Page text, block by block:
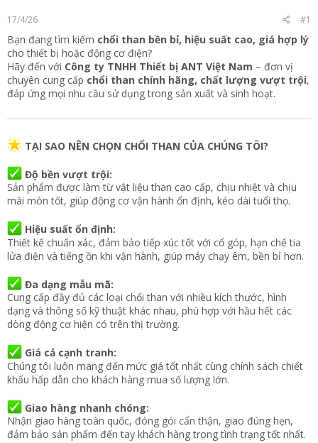
r
17/4/26 #1
Bạn đang tìm kiếm chổi than bền bỉ, hiệu suất cao, giá hợp lý
cho thiết bị hoặc động cơ điện?
Hãy đến với Công ty TNHH Thiết bị ANT Việt Nam – đơn vị
chuyên cung cấp chổi than chính hãng, chất lượng vượt trội,
đáp ứng mọi nhu cầu sử dụng trong sản xuất và sinh hoạt.
TẠI SAO NÊN CHỌN CHỔI THAN CỦA CHÚNG TÔI?
Độ bền vượt trội:
Sản phẩm được làm từ vật liệu than cao cấp, chịu nhiệt và chịu
mài mòn tốt, giúp động cơ vận hành ổn định, kéo dài tuổi thọ.
Hiệu suất ổn định:
Thiết kế chuẩn xác, đảm bảo tiếp xúc tốt với cổ góp, hạn chế tia
lửa điện và tiếng ồn khi vận hành, giúp máy chạy êm, bền bỉ hơn.
Đa dạng mẫu mã:
Cung cấp đầy đủ các loại chổi than với nhiều kích thước, hình
dạng và thông số kỹ thuật khác nhau, phù hợp với hầu hết các
dòng động cơ hiện có trên thị trường.
Giá cả cạnh tranh:
Chúng tôi luôn mang đến mức giá tốt nhất cùng chính sách chiết
khấu hấp dẫn cho khách hàng mua số lượng lớn.
Giao hàng nhanh chóng:
Nhận giao hàng toàn quốc, đóng gói cẩn thận, giao đúng hẹn,
đảm bảo sản phẩm đến tay khách hàng trong tình trạng tốt nhất.